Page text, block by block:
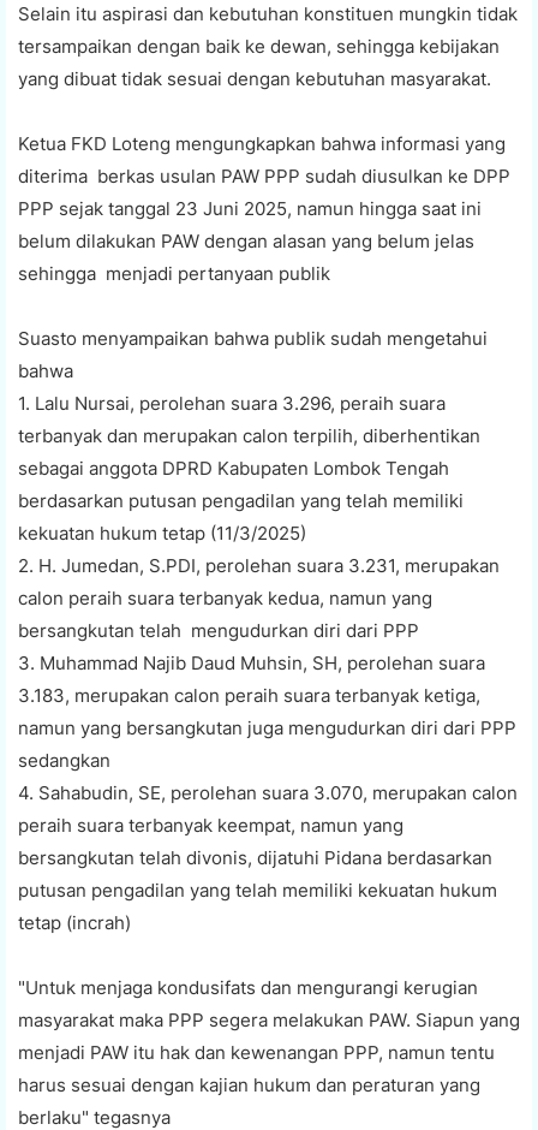
Selain itu aspirasi dan kebutuhan konstituen mungkin tidak
tersampaikan dengan baik ke dewan, sehingga kebijakan
yang dibuat tidak sesuai dengan kebutuhan masyarakat.
Ketua FKD Loteng mengungkapkan bahwa informasi yang
diterima berkas usulan PAW PPP sudah diusulkan ke DPP
PPP sejak tanggal 23 Juni 2025, namun hingga saat ini
belum dilakukan PAW dengan alasan yang belum jelas
sehingga menjadi pertanyaan publik
Suasto menyampaikan bahwa publik sudah mengetahui
bahwa
1. Lalu Nursai, perolehan suara 3.296, peraih suara
terbanyak dan merupakan calon terpilih, diberhentikan
sebagai anggota DPRD Kabupaten Lombok Tengah
berdasarkan putusan pengadilan yang telah memiliki
kekuatan hukum tetap (11/3/2025)
2. H. Jumedan, S.PDI, perolehan suara 3.231, merupakan
calon peraih suara terbanyak kedua, namun yang
bersangkutan telah mengudurkan diri dari PPP
3. Muhammad Najib Daud Muhsin, SH, perolehan suara
3.183, merupakan calon peraih suara terbanyak ketiga,
namun yang bersangkutan juga mengudurkan diri dari PPP
sedangkan
4. Sahabudin, SE, perolehan suara 3.070, merupakan calon
peraih suara terbanyak keempat, namun yang
bersangkutan telah divonis, dijatuhi Pidana berdasarkan
putusan pengadilan yang telah memiliki kekuatan hukum
tetap (incrah)
"Untuk menjaga kondusifats dan mengurangi kerugian
masyarakat maka PPP segera melakukan PAW. Siapun yang
menjadi PAW itu hak dan kewenangan PPP, namun tentu
harus sesuai dengan kajian hukum dan peraturan yang
berlaku" tegasnya